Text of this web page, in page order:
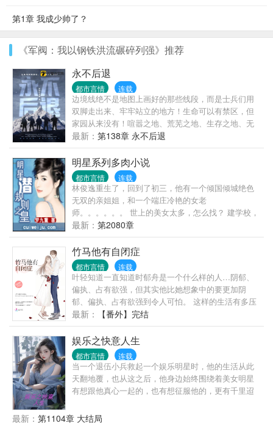
第1章 我成少帅了？
《军阀：我以钢铁洪流碾碎列强》推荐
永不后退
都市言情 连载
边境线绝不是地图上画好的那些线段，而是士兵们用
双脚走出来、牢牢站立的地方！生命可以有禁区，但
家园从来没有！喧嚣之地、荒芜之地、生存之地、无
人之地，界线之内，皆为家园！边防军人，就是扎在
边疆、守护家园的篱笆，界线在哪儿，它就钉在哪
儿，用身躯阻隔危险、避免侵犯。篱笆的宿命只有两
种，要么站着生，要么站着死，因为它的脚下是界
线，身后是家园。当弱鸡大学生冲冠一怒为红颜，誓
要王者归来、抱得美人归时，却被扔到了条件最艰苦
的边防连，成为了中印边境上最普通的边防一兵。连
长瞧不上，老兵看不惯，在夹缝中，他积蓄力量、孤
独成长，伴随着“基建狂魔”悄悄把触角不断伸进这
个“生命禁区”，这里从此再无“禁区”，他也赢得了属于
自己的荣耀。
最新： 第138章 永不后退
明星系列多肉小说
都市言情 连载
林俊逸重生了，回到了初三，他有一个倾国倾城绝色
无双的亲姐姐，和一个端庄冷艳的女老
师。。。。。。 世上的美女太多，怎么找？ 建学校，
收校花！举办环球选美，收环球小姐！
最新： 第2080章
竹马他有自闭症
都市言情 连载
叶轻知道一直知道时郁舟是一个什么样的人…阴郁、
偏执、占有欲强，但其实他比她想象中的要更加阴
郁、偏执、占有欲强到令人可怕。 这样的生活有多压
抑，后来她才知道，那双漆黑的眸子深不见底，盯着
他的时候，让她感到恐惧，害怕…所以她逃了，没想
到后来他又找到了她，并且更加的变本加厉 …… 时郁
舟看着她出门的举动拦住她：“你去哪？” “我去上课…”
“上什么课？” “跟谁？” “有男人吗？” “什么时候回来？”
“回来的时候你还爱我吗？” …… 叶轻抱拳:“打扰
了……”
最新： 【番外】完结
娱乐之快意人生
都市言情 连载
当一个退伍小兵救起一个娱乐明星时，他的生活从此
天翻地覆，也从这之后，他身边始终围绕着美女明星
有想跟他真心一起的，也有想征服他的，更有千里迢
最新： 第1104章 大结局